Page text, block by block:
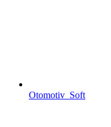
Otomotiv_Soft